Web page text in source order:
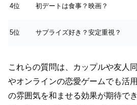
4位 初デートは食事？映画？
5位 サプライズ好き？安定重視？
これらの質問は、カップルや友人
やオンラインの恋愛ゲームでも活
の雰囲気を和ませる効果が期待で